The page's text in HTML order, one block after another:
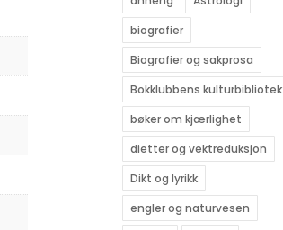
biografier
Biografier og sakprosa
Bokklubbens kulturbibliotek
bøker om kjærlighet
dietter og vektreduksjon
Dikt og lyrikk
engler og naturvesen